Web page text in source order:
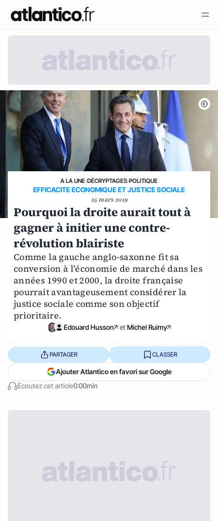
A LA UNE›DÉCRYPTAGES›POLITIQUE
EFFICACITE ECONOMIQUE ET JUSTICE SOCIALE
25 mars 2019
Pourquoi la droite aurait tout à
gagner à initier une contre-
révolution blairiste
Comme la gauche anglo-saxonne fit sa
conversion à l'économie de marché dans les
années 1990 et 2000, la droite française
pourrait avantageusement considérer la
justice sociale comme son objectif
prioritaire.
Edouard Husson et Michel Ruimy
Écoutez cet article0:00min
PARTAGER CLASSER
Ajouter Atlantico en favori sur Google